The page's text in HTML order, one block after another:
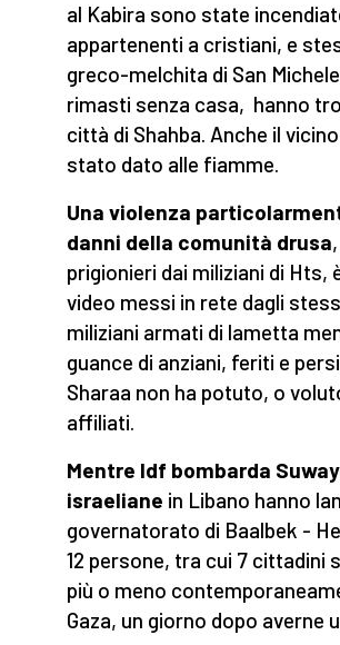
al Kabira sono state
appartenenti a cristiani, e
greco-melchita di San
rimasti senza casa, hanno
città di Shahba. Anche il
stato dato alle fiamme.
Una violenza
danni della comunità drusa
prigionieri dai miliziani di Hts,
video messi in rete dagli
miliziani armati di lametta
guance di anziani, feriti e
Sharaa non ha potuto, o
affiliati.
Mentre Idf bombarda
israeliane in Libano hanno
governatorato di Baalbek -
12 persone, tra cui 7 cittadini
più o meno
Gaza, un giorno dopo averne